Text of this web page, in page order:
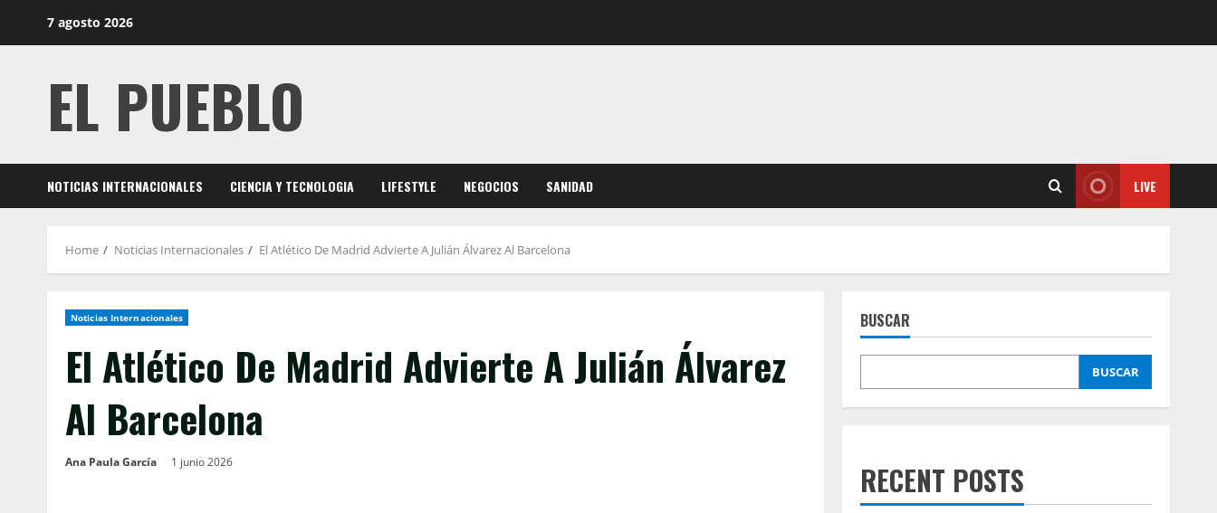
7 agosto 2026
EL PUEBLO
NOTICIAS INTERNACIONALES CIENCIA Y TECNOLOGIA LIFESTYLE NEGOCIOS SANIDAD LIVE
Home Noticias Internacionales El Atlético De Madrid Advierte A Julián Álvarez Al Barcelona
Noticias Internacionales
El Atlético De Madrid Advierte A Julián Álvarez
Al Barcelona
Ana Paula García 1 junio 2026
BUSCAR
BUSCAR
RECENT POSTS